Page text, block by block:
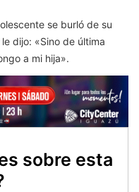
se burló de su
dijo: «Sino de última
a mi hija».
sobre esta